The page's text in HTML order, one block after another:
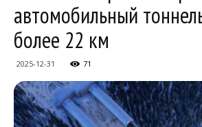
автомобильный
более 22 км
2025-12-31 71